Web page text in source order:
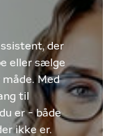
der
eller sælge
Med
til
er - både
ikke er.